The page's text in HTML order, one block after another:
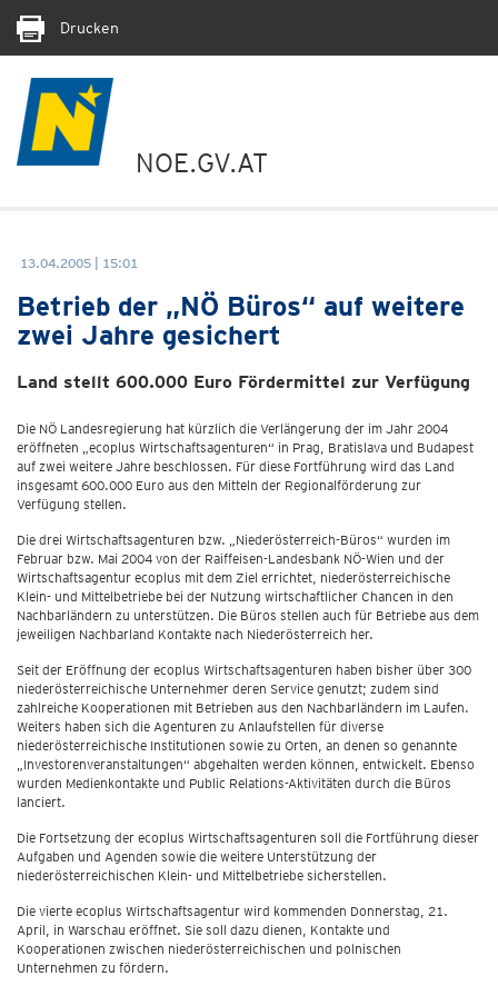
Drucken
NOE.GV.AT
13.04.2005 | 15:01
Betrieb der „NÖ Büros“ auf weitere
zwei Jahre gesichert
Land stellt 600.000 Euro Fördermittel zur Verfügung
Die NÖ Landesregierung hat kürzlich die Verlängerung der im Jahr 2004
eröffneten „ecoplus Wirtschaftsagenturen“ in Prag, Bratislava und Budapest
auf zwei weitere Jahre beschlossen. Für diese Fortführung wird das Land
insgesamt 600.000 Euro aus den Mitteln der Regionalförderung zur
Verfügung stellen.
Die drei Wirtschaftsagenturen bzw. „Niederösterreich-Büros“ wurden im
Februar bzw. Mai 2004 von der Raiffeisen-Landesbank NÖ-Wien und der
Wirtschaftsagentur ecoplus mit dem Ziel errichtet, niederösterreichische
Klein- und Mittelbetriebe bei der Nutzung wirtschaftlicher Chancen in den
Nachbarländern zu unterstützen. Die Büros stellen auch für Betriebe aus dem
jeweiligen Nachbarland Kontakte nach Niederösterreich her.
Seit der Eröffnung der ecoplus Wirtschaftsagenturen haben bisher über 300
niederösterreichische Unternehmer deren Service genutzt; zudem sind
zahlreiche Kooperationen mit Betrieben aus den Nachbarländern im Laufen.
Weiters haben sich die Agenturen zu Anlaufstellen für diverse
niederösterreichische Institutionen sowie zu Orten, an denen so genannte
„Investorenveranstaltungen“ abgehalten werden können, entwickelt. Ebenso
wurden Medienkontakte und Public Relations-Aktivitäten durch die Büros
lanciert.
Die Fortsetzung der ecoplus Wirtschaftsagenturen soll die Fortführung dieser
Aufgaben und Agenden sowie die weitere Unterstützung der
niederösterreichischen Klein- und Mittelbetriebe sicherstellen.
Die vierte ecoplus Wirtschaftsagentur wird kommenden Donnerstag, 21.
April, in Warschau eröffnet. Sie soll dazu dienen, Kontakte und
Kooperationen zwischen niederösterreichischen und polnischen
Unternehmen zu fördern.